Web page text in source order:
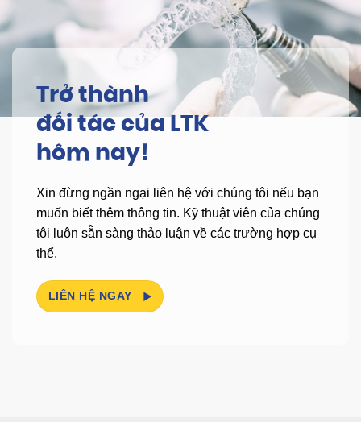
Trở thành
đối tác của LTK
hôm nay!
Xin đừng ngần ngại liên hệ với chúng tôi nếu bạn
muốn biết thêm thông tin. Kỹ thuật viên của chúng
tôi luôn sẵn sàng thảo luận về các trường hợp cụ
thể.
LIÊN HỆ NGAY